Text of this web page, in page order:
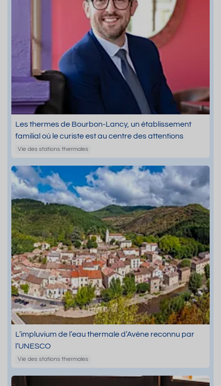
Les thermes de Bourbon-Lancy, un établissement
familial où le curiste est au centre des attentions
Vie des stations thermales
L’impluvium de l’eau thermale d’Avène reconnu par
l’UNESCO
Vie des stations thermales